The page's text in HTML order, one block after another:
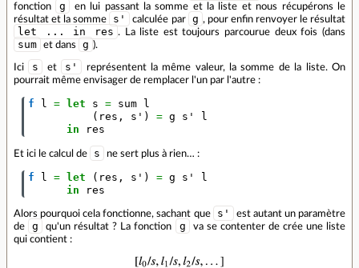
fonction g
en lui passant la somme et la liste et nous récupérons le
résultat et la somme
s' calculée par g , pour enfin renvoyer le résultat
let ... in res . La liste est toujours parcourue deux fois (dans
sum et dans g ).
Ici s et s'
représentent la même valeur, la somme de la liste. On
pourrait même envisager de remplacer l'un par l'autre :
f l = let s = sum
l
( res , s' ) = g s'
l
in
res
Et ici le calcul de s ne sert plus à rien… :
f l = let ( res , s' ) = g s'
l
in
res
Alors pourquoi cela fonctionne, sachant que s'
est autant un paramètre
de
g qu'un résultat ? La fonction g
va se contenter de crée une liste
qui contient :